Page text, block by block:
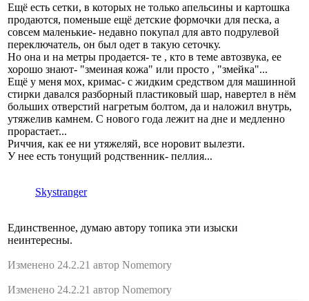
Ещё есть сетки, в которых не только апельсины и картошка
продаются, поменьше ещё детские формочки для песка, а
совсем маленькие- недавно покупал для авто подрулевой
переключатель, он был одет в такую сеточку.
Но она и на метры продается- те , кто в теме автозвука, ее
хорошо знают- "змеиная кожа" или просто , "змейка"...
Ещё у меня мох, кримас- с жидким средством для машинной
стирки давался разборный пластиковый шар, навертел в нём
больших отверстий нагретым болтом, да и наложил внутрь,
утяжелив камнем. С нового года лежит на дне и медленно
прорастает...
Риччия, как ее ни утяжеляй, все норовит вылезти.
У нее есть тонущий родственник- пеллия...
Skystranger
Единственное, думаю автору топика эти изыски
неинтересны.
Изменено 24.2.21 автор Nomemory
Изменено 24.2.21 автор Nomemory